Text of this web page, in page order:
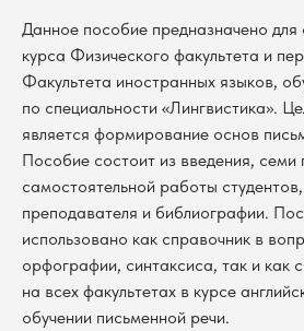
Данное пособие предназначено для
курса Физического факультета и
Факультета иностранных языков,
по специальности «Лингвистика».
является формирование основ
Пособие состоит из введения, семи
самостоятельной работы студентов,
преподавателя и библиографии.
использовано как справочник в
орфографии, синтаксиса, так и как
на всех факультетах в курсе
обучении письменной речи.